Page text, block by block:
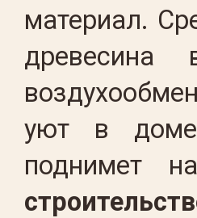
материал.
древесина
уют в доме.
поднимет